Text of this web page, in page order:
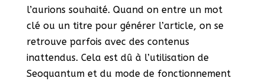
l’aurions souhaité. Quand on entre un mot
clé ou un titre pour générer l’article, on se
retrouve parfois avec des contenus
inattendus. Cela est dû à l’utilisation de
Seoquantum et du mode de fonctionnement